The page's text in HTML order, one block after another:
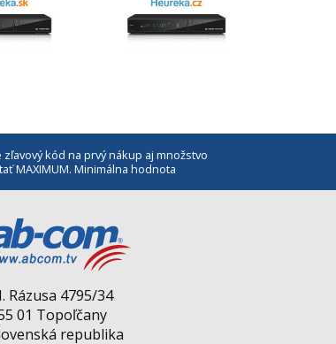
kód na prvý nákup aj množstvo
MAXIMUM. Minimálna hodnota
Rázusa 4795/34
01 Topoľčany
republika